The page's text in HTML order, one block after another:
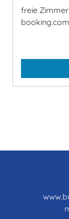
freie
booking.com